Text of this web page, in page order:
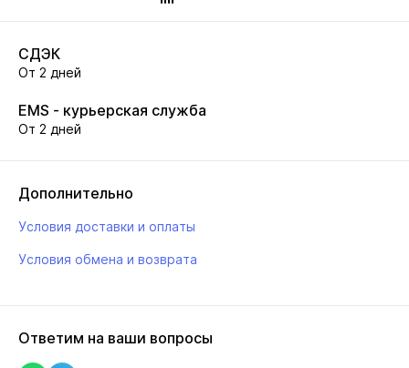
СДЭК
От 2 дней
EMS - курьерская служба
От 2 дней
Дополнительно
Условия доставки и оплаты
Условия обмена и возврата
Ответим на ваши вопросы